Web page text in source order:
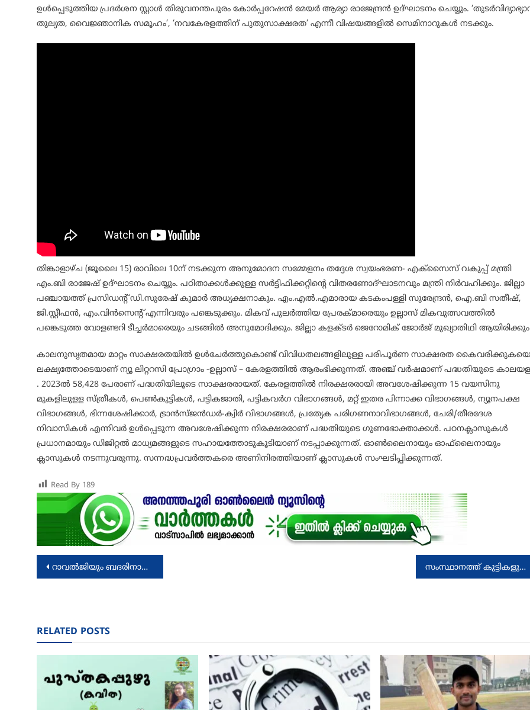
ഉൾപ്പെടുത്തിയ പ്രദർശന സ്റ്റാൾ തിരുവനന്തപുരം കോർപ്പറേഷൻ മേയർ ആര്യാ രാജേന്ദ്രൻ ഉദ്ഘാടനം ചെയ്യും.
തുല്യത, വൈജ്ഞാനിക സമൂഹം’, ‘നവകേരളത്തിന് പുതുസാക്ഷരത’ എന്നീ വിഷയങ്ങളിൽ സെമിനാറുകൾ നടക്കും.
തിങ്കാളാഴ്ച (ജൂലൈ 15) രാവിലെ 10ന് നടക്കുന്ന അനുമോദന സമ്മേളനം തദ്ദേശ സ്വയംഭരണ- എക്‌സൈസ് വകുപ്പ് മന്ത്രി
എം.ബി രാജേഷ് ഉദ്ഘാടനം ചെയ്യും. പഠിതാക്കൾക്കുള്ള സർട്ടിഫിക്കറ്റിന്റെ വിതരണോദ്ഘാടനവും മന്ത്രി നിർവഹിക്കും. ജില്ലാ
പഞ്ചായത്ത് പ്രസിഡന്റ് ഡി.സുരേഷ് കുമാർ അധ്യക്ഷനാകും. എം.എൽ.എമാരായ കടകംപള്ളി സുരേന്ദ്രൻ, ഐ.ബി സതീഷ്,
ജി.സ്റ്റീഫൻ, എം.വിൻസെന്റ് എന്നിവരും പങ്കെടുക്കും. മികവ് പുലർത്തിയ പ്രേരക്മാരെയും ഉല്ലാസ് മികവുത്സവത്തിൽ
പങ്കെടുത്ത വോളണ്ടറി ടീച്ചർമാരെയും ചടങ്ങിൽ അനുമോദിക്കും. ജില്ലാ കളക്ടർ ജെറോമിക് ജോർജ് മുഖ്യാതിഥി
കാലനുസൃതമായ മാറ്റം സാക്ഷരതയിൽ ഉൾചേർത്തുകൊണ്ട് വിവിധതലങ്ങളിലുള്ള പരിപൂർണ സാക്ഷരത
ലക്ഷ്യത്തോടെയാണ് ന്യൂ ലിറ്ററസി പ്രോഗ്രാം -ഉല്ലാസ് – കേരളത്തിൽ ആരംഭിക്കുന്നത്. അഞ്ച് വർഷമാണ് പദ്ധതിയുടെ
. 2023ൽ 58,428 പേരാണ് പദ്ധതിയിലൂടെ സാക്ഷരരായത്. കേരളത്തിൽ നിരക്ഷരരായി അവശേഷിക്കുന്ന 15 വയസിനു
മുകളിലുളള സ്ത്രീകൾ, പെൺകുട്ടികൾ, പട്ടികജാതി, പട്ടികവർഗ വിഭാഗങ്ങൾ, മറ്റ് ഇതര പിന്നാക്ക വിഭാഗങ്ങൾ, ന്യൂനപക്ഷ
വിഭാഗങ്ങൾ, ഭിന്നശേഷിക്കാർ, ട്രാൻസ്ജൻഡർ-ക്വിർ വിഭാഗങ്ങൾ, പ്രത്യേക പരിഗണനാവിഭാഗങ്ങൾ, ചേരി/തീരദേശ
നിവാസികൾ എന്നിവർ ഉൾപ്പെടുന്ന അവശേഷിക്കുന്ന നിരക്ഷരരാണ് പദ്ധതിയുടെ ഗുണഭോക്താക്കൾ. പഠനക്ലാസുകൾ
പ്രധാനമായും ഡിജിറ്റൽ മാധ്യമങ്ങളുടെ സഹായത്തോടുകൂടിയാണ് നടപ്പാക്കുന്നത്. ഓൺലൈനായും ഓഫ്‌ലൈനായും
ക്ലാസുകൾ നടന്നുവരുന്നു. സന്നദ്ധപ്രവർത്തകരെ അണിനിരത്തിയാണ് ക്ലാസുകൾ സംഘടിപ്പിക്കുന്നത്.
Read By 189
Post
റാവൽജിയും ബദരിനാഥ് ക്ഷേത്രവും; വായിക്കാം ആര്‍ വി മധു എഴുതിയ ലേഖനം സംസ്ഥാനത്ത് കുട്ടികളുടേയും മുതിര്‍ന്നവരുടേയും കെയര്‍ ഹോം നടത്തുന്നവര്‍ പ്രത്യേക ശ്രദ്ധ പുലര്‍ത്തണം: മന്ത്രി വീണാ ജോര്‍ജ്
RELATED POSTS